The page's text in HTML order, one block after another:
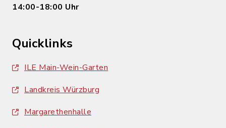
14:00-18:00 Uhr
Quicklinks
ILE Main-Wein-Garten
Landkreis Würzburg
Margarethenhalle